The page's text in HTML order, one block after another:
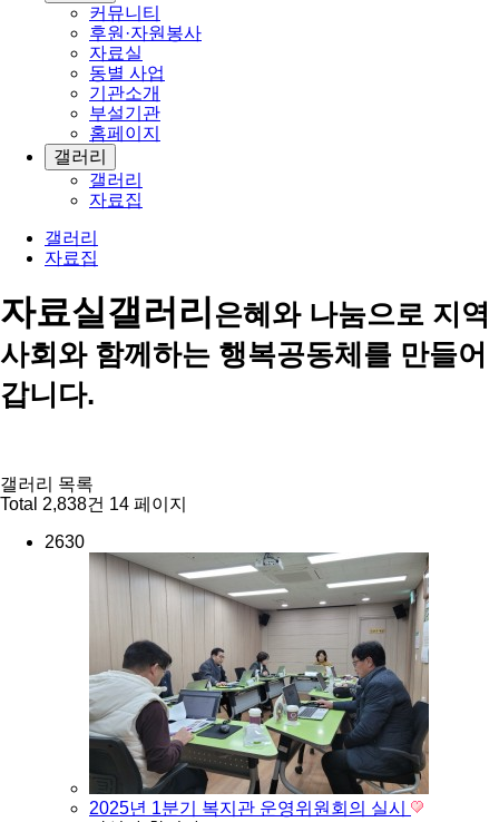
커뮤니티
후원·자원봉사
자료실
동별 사업
기관소개
부설기관
홈페이지
갤러리
갤러리
자료집
갤러리
자료집
자료실갤러리은혜와 나눔으로 지역
사회와 함께하는 행복공동체를 만들어
갑니다.
갤러리 목록
Total 2,838건 14 페이지
2630
2025년 1분기 복지관 운영위원회의 실시